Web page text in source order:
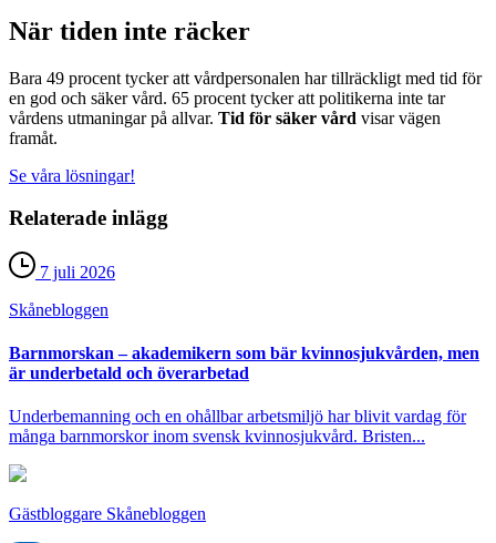
När tiden inte räcker
Bara 49 procent tycker att vårdpersonalen har tillräckligt med tid för
en god och säker vård. 65 procent tycker att politikerna inte tar
vårdens utmaningar på allvar. Tid för säker vård visar vägen
framåt.
Se våra lösningar!
Relaterade inlägg
7 juli 2026
Skåne­bloggen
Barnmorskan – akademikern som bär kvinnosjukvården, men
är underbetald och överarbetad
Underbemanning och en ohållbar arbetsmiljö har blivit vardag för
många barnmorskor inom svensk kvinnosjukvård. Bristen...
Gästbloggare Skånebloggen